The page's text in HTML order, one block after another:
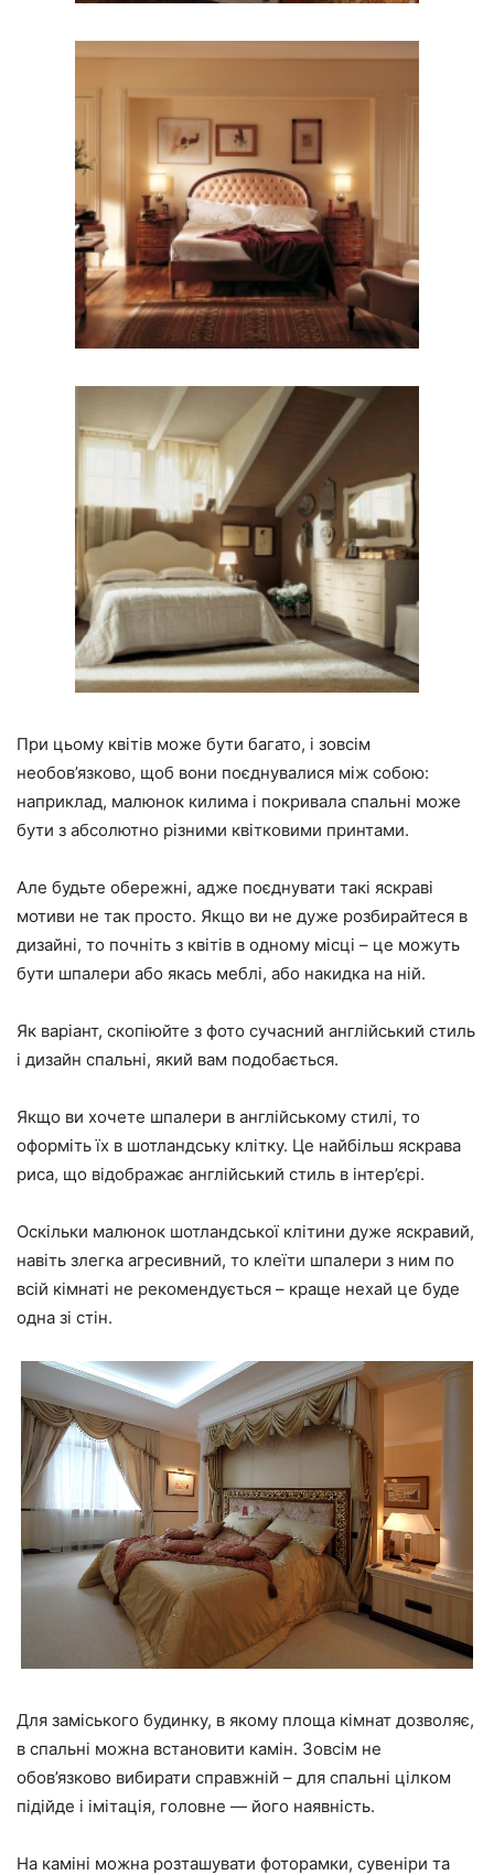
При цьому квітів може бути багато, і зовсім
необов’язково, щоб вони поєднувалися між собою:
наприклад, малюнок килима і покривала спальні може
бути з абсолютно різними квітковими принтами.
Але будьте обережні, адже поєднувати такі яскраві
мотиви не так просто. Якщо ви не дуже розбирайтеся в
дизайні, то почніть з квітів в одному місці – це можуть
бути шпалери або якась меблі, або накидка на ній.
Як варіант, скопіюйте з фото сучасний англійський стиль
і дизайн спальні, який вам подобається.
Якщо ви хочете шпалери в англійському стилі, то
оформіть їх в шотландську клітку. Це найбільш яскрава
риса, що відображає англійський стиль в інтер’єрі.
Оскільки малюнок шотландської клітини дуже яскравий,
навіть злегка агресивний, то клеїти шпалери з ним по
всій кімнаті не рекомендується – краще нехай це буде
одна зі стін.
Для заміського будинку, в якому площа кімнат дозволяє,
в спальні можна встановити камін. Зовсім не
обов’язково вибирати справжній – для спальні цілком
підійде і імітація, головне — його наявність.
На каміні можна розташувати фоторамки, сувеніри та